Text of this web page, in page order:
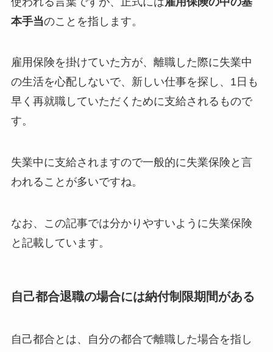
本手当のことを指します。
雇用保険を掛けていた方が、離職した際に失業中
の生活を心配しないで、新しい仕事を探し、1日も
早く再就職していただくために支給されるもので
す。
失業中に支給されますので一般的に失業保険と言
われることが多いですね。
なお、この記事では分かりやすいように失業保険
と記載しています。
自己都合退職の場合には納付制限期間がある
自己都合とは、自分の都合で離職した場合を指し